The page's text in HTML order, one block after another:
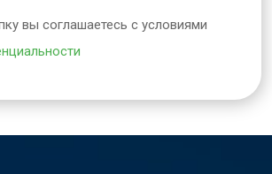
вы соглашаетесь с условиями